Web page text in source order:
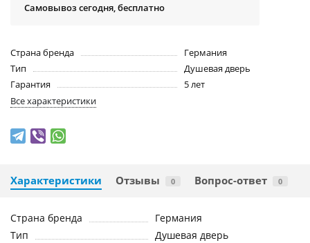
Самовывоз сегодня, бесплатно
Страна бренда
Германия
Тип
Душевая дверь
Гарантия
5 лет
Все характеристики
Характеристики Отзывы 0 Вопрос-ответ 0
Страна бренда
Германия
Тип
Душевая дверь